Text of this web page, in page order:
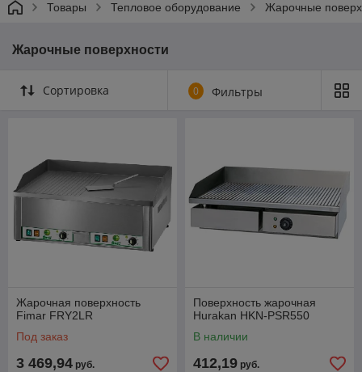
Товары Тепловое оборудование Жарочные
Жарочные поверхности
Сортировка 0 Фильтры
Жарочная поверхность
Fimar FRY2LR
Под заказ
3 469,94 руб.
Поверхность жарочная
Hurakan HKN-PSR550
В наличии
412,19 руб.